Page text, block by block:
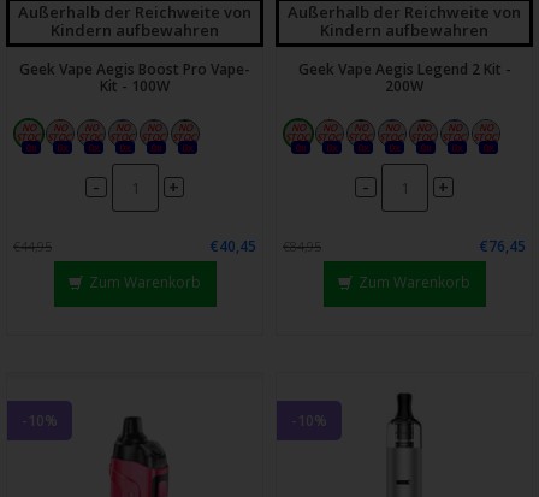
Außerhalb der Reichweite von
Kindern aufbewahren
Geek Vape Aegis Boost Pro Vape-
Kit - 100W
0x 0x 0x 0x 0x 0x
- +
€44,95
€40,45
Zum Warenkorb
Außerhalb der Reichweite von
Kindern aufbewahren
Geek Vape Aegis Legend 2 Kit -
200W
0x 0x 0x 0x 0x 0x 0x
- +
€84,95
€76,45
Zum Warenkorb
-10% -10%